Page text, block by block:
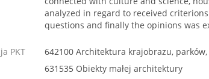
analyzed in regard to received
questions and finally the opinions was
PKT
642100 Architektura krajobrazu,
631535 Obiekty małej architektury